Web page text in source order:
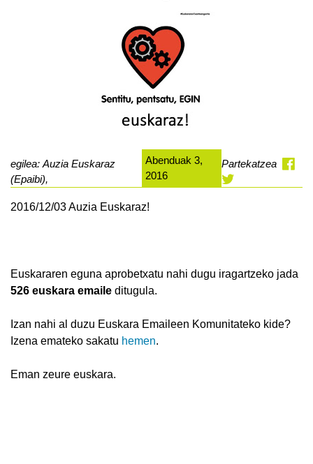
egilea: Auzia Euskaraz
(Epaibi),
Abenduak 3,
2016
Partekatzea
2016/12/03 Auzia Euskaraz!
Euskararen eguna aprobetxatu nahi dugu iragartzeko jada
526 euskara emaile ditugula.
Izan nahi al duzu Euskara Emaileen Komunitateko kide?
Izena emateko sakatu hemen.
Eman zeure euskara.